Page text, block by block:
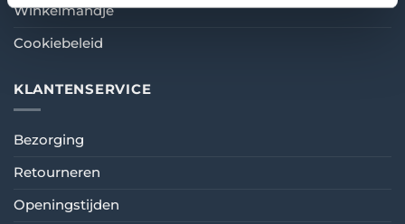
Winkelmandje
Cookiebeleid
KLANTENSERVICE
Bezorging
Retourneren
Openingstijden